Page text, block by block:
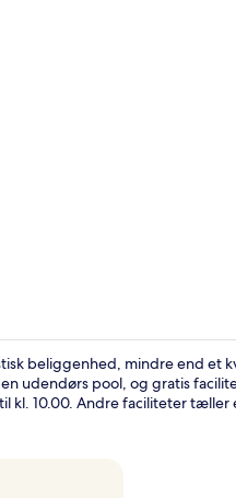
beliggenhed, mindre end et
udendørs pool, og gratis
kl. 10.00. Andre faciliteter tæller